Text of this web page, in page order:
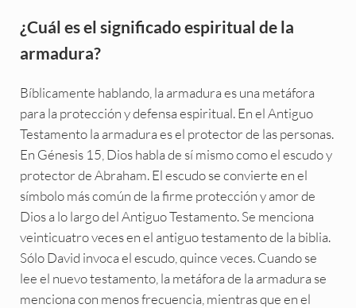
¿Cuál es el significado espiritual de la
armadura?
Bíblicamente hablando, la armadura es una metáfora
para la protección y defensa espiritual. En el Antiguo
Testamento la armadura es el protector de las personas.
En Génesis 15, Dios habla de sí mismo como el escudo y
protector de Abraham. El escudo se convierte en el
símbolo más común de la firme protección y amor de
Dios a lo largo del Antiguo Testamento. Se menciona
veinticuatro veces en el antiguo testamento de la biblia.
Sólo David invoca el escudo, quince veces. Cuando se
lee el nuevo testamento, la metáfora de la armadura se
menciona con menos frecuencia, mientras que en el